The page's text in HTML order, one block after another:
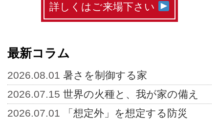
詳しくはご来場下さい
最新コラム
2026.08.01 暑さを制御する家
2026.07.15 世界の火種と、我が家の備え
2026.07.01
「想定外」を想定する防災